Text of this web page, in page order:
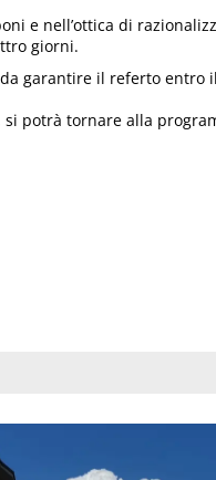
e nell’ottica di
giorni.
garantire il referto entro
potrà tornare alla